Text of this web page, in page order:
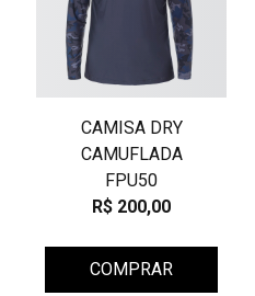
CAMISA DRY
CAMUFLADA
FPU50
R$ 200,00
COMPRAR